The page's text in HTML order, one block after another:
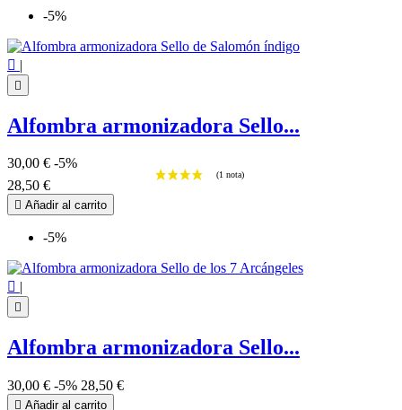
-5%
 |

Alfombra armonizadora Sello...
30,00 € -5%
28,50 €
 Añadir al carrito
-5%
 |

Alfombra armonizadora Sello...
30,00 € -5% 28,50 €
 Añadir al carrito